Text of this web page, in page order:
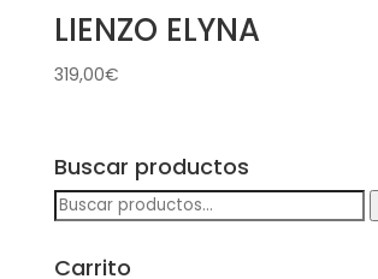
LIENZO ELYNA
319,00€
Buscar productos
Buscar
por:
Carrito